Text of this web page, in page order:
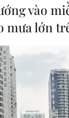
vào
mưa lớn